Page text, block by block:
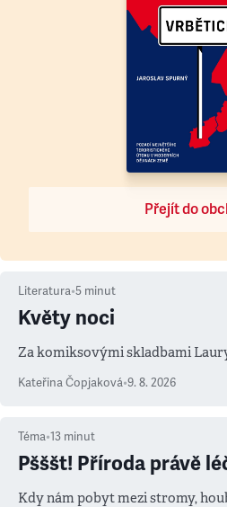
Přejít do
Literatura•5 minut
Květy noci
Za komiksovými skladbami
Kateřina Čopjaková•9. 8. 2026
Téma•13 minut
Pšššt! Příroda právě
Kdy nám pobyt mezi stromy,